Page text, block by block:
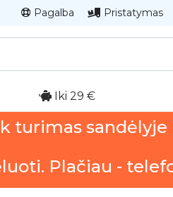
Pagalba Pristatymas
Iki 29 €
turimas sandėlyje
Plačiau -